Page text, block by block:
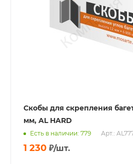
Скобы для скрепления
мм, AL HARD
Есть в наличии: 779 Арт.:
1 230 ₽/шт.